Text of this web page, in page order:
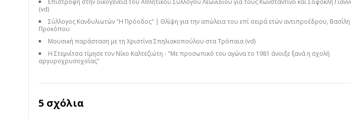
Επιστροφή στην οικογένεια του Αθλητικού Συλλόγου Λεωνιδίου για τους Κωνσταντίνο και Σοφοκλή
(vd)
Σύλλογος Κανδυλιωτών "Η Πρόοδος" | Θλίψη για την απώλεια του επί σειρά ετών αντιπροέδρου, Βασίλη
Προκόπου
Μουσική παράσταση με τη Χριστίνα Σπηλιακοπούλου στα Τρόπαια (vd)
Η Στεμνίτσα τίμησε τον Νίκο Καλτεζιώτη - "Με προσωπικό του αγώνα το 1981 άνοιξε ξανά η σχολή
αργυροχρυσοχοΐας"
5 σχόλια